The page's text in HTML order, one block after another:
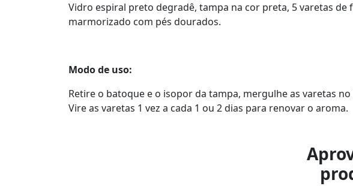
Vidro espiral preto degradê, tampa na cor preta, 5 varetas
marmorizado com pés dourados.
Modo de uso:
Retire o batoque e o isopor da tampa, mergulhe as varetas
Vire as varetas 1 vez a cada 1 ou 2 dias para renovar o aroma.